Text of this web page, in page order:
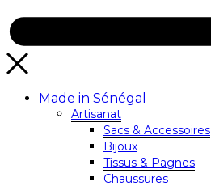
Made in Sénégal
Artisanat
Sacs & Accessoires
Bijoux
Tissus & Pagnes
Chaussures